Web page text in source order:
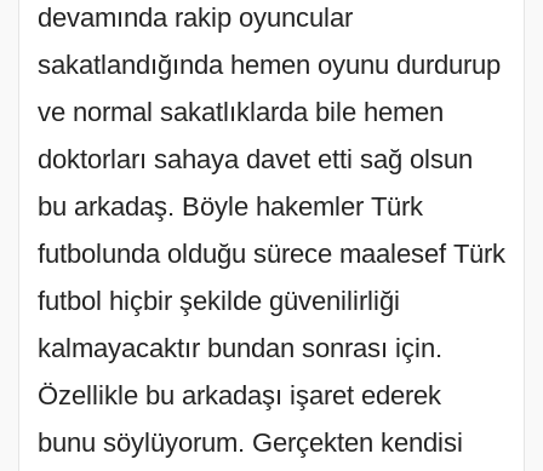
devamında rakip oyuncular
sakatlandığında hemen oyunu durdurup
ve normal sakatlıklarda bile hemen
doktorları sahaya davet etti sağ olsun
bu arkadaş. Böyle hakemler Türk
futbolunda olduğu sürece maalesef Türk
futbol hiçbir şekilde güvenilirliği
kalmayacaktır bundan sonrası için.
Özellikle bu arkadaşı işaret ederek
bunu söylüyorum. Gerçekten kendisi